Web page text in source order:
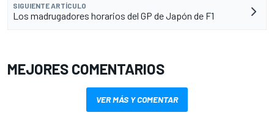
SIGUIENTE ARTÍCULO
Los madrugadores horarios del GP de Japón de F1
MEJORES COMENTARIOS
VER MÁS Y COMENTAR